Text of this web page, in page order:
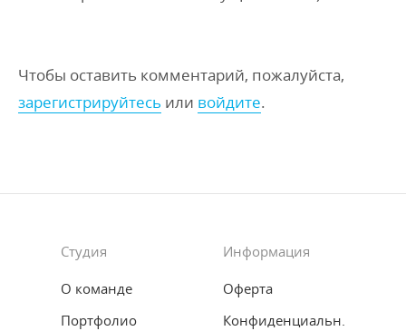
Чтобы оставить комментарий, пожалуйста,
зарегистрируйтесь или войдите.
Студия
О команде
Портфолио
Информация
Оферта
Конфиденциальн.